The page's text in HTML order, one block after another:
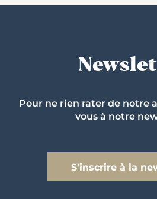
Pour ne rien rater de notre
vous à notre
S'inscrire à la